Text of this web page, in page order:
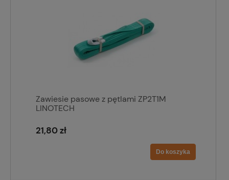
Zawiesie pasowe z pętlami ZP2T1M
LINOTECH
21,80 zł
Do koszyka